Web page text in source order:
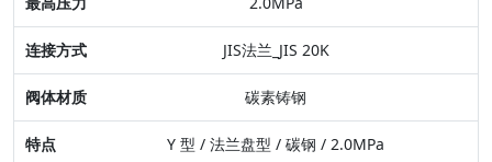
特点
JIS法兰_JIS 20K
碳素铸钢
Y 型 / 法兰盘型 / 碳钢 / 2.0MPa